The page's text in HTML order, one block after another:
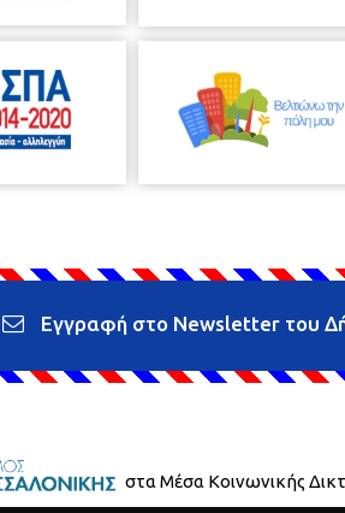
Εγγραφή στο Newsletter του
στα Μέσα Κοινωνικής